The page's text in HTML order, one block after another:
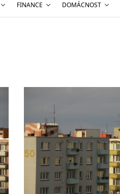
FINANCE DOMÁCNOST